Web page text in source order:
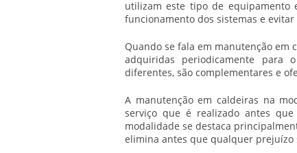
utilizam este tipo de equipamento
funcionamento dos sistemas e
Quando se fala em manutenção em
adquiridas periodicamente para
diferentes, são complementares e
A manutenção em caldeiras na
serviço que é realizado antes
modalidade se destaca
elimina antes que qualquer prejuízo